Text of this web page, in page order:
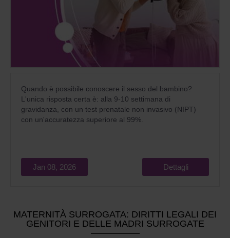
Quando è possibile conoscere il sesso del bambino?
L'unica risposta certa è: alla 9-10 settimana di
gravidanza, con un test prenatale non invasivo (NIPT)
con un'accuratezza superiore al 99%.
Jan 08, 2026 Dettagli
MATERNITÀ SURROGATA: DIRITTI LEGALI DEI
GENITORI E DELLE MADRI SURROGATE